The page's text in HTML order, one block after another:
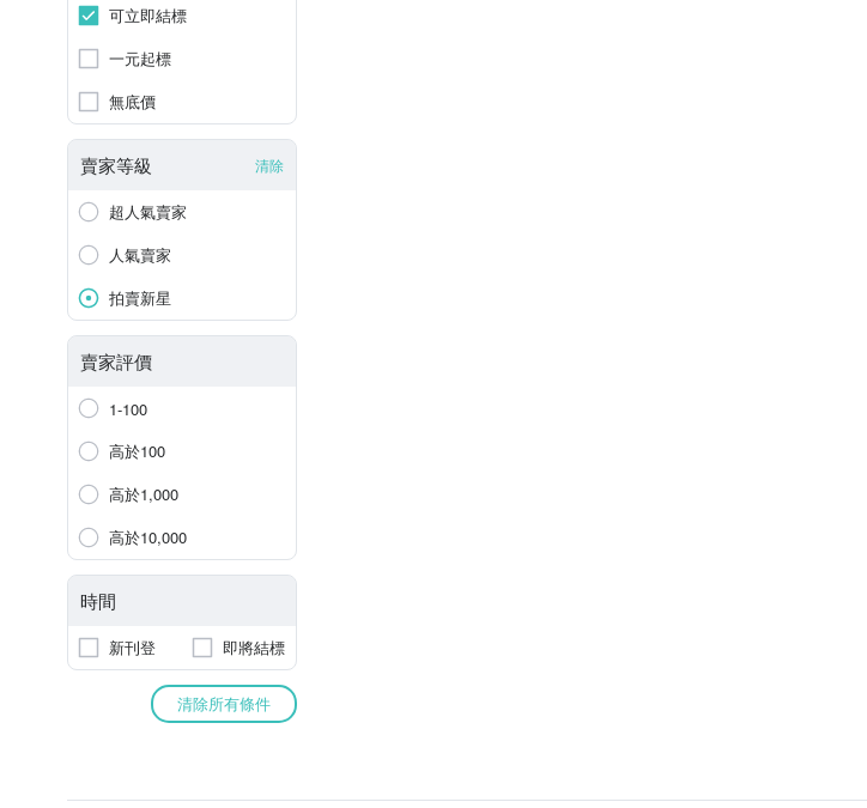
可立即結標
一元起標
無底價
賣家等級 清除
超人氣賣家
人氣賣家
拍賣新星
賣家評價
1-100
高於100
高於1,000
高於10,000
時間
新刊登 即將結標
清除所有條件